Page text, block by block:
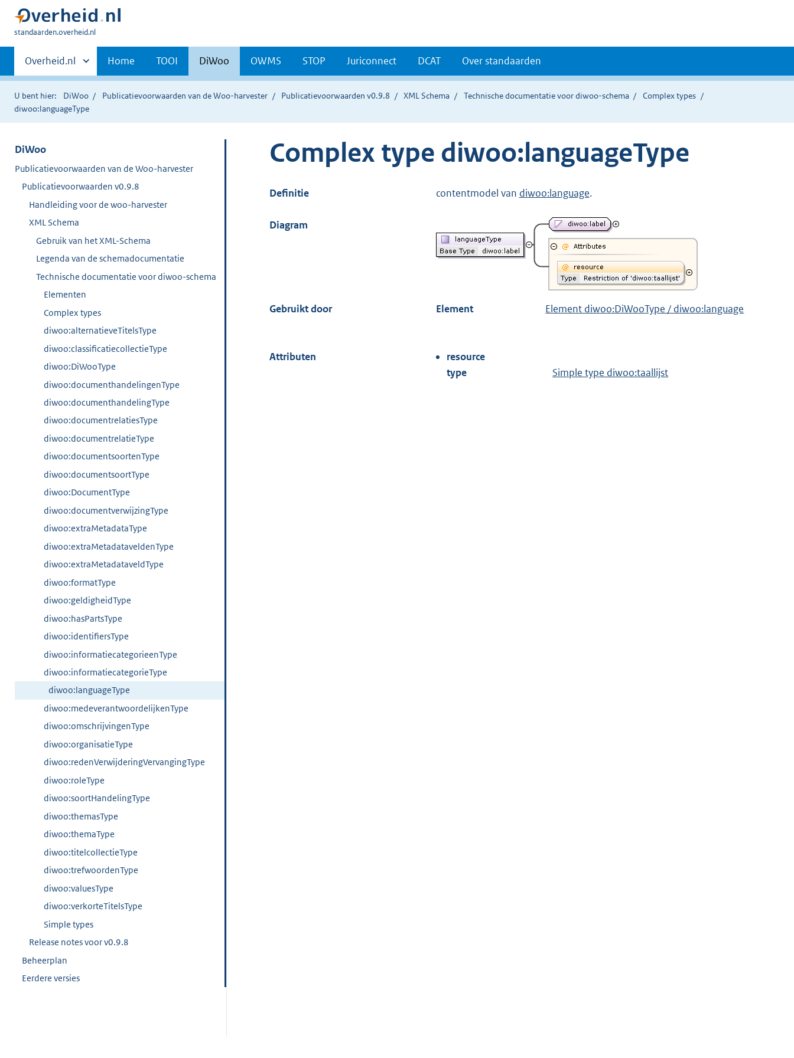
U
hier:
standaarden.overheid.nl
Primaire
navigatie
Andere
sites
binnen
Overheid.nl Home TOOI DiWoo OWMS STOP Juriconnect DCAT Over standaarden
U bent hier: DiWoo Publicatievoorwaarden van de Woo-harvester Publicatievoorwaarden v0.9.8 XML Schema Technische documentatie voor diwoo-schema
Complex types
diwoo:languageType
DiWoo
Publicatievoorwaarden van de Woo-harvester
Publicatievoorwaarden v0.9.8
Handleiding voor de woo-harvester
XML Schema
Gebruik van het XML-Schema
Legenda van de schemadocumentatie
Technische documentatie voor diwoo-schema
Elementen
Complex types
diwoo:alternatieveTitelsType
diwoo:classificatiecollectieType
diwoo:DiWooType
diwoo:documenthandelingenType
diwoo:documenthandelingType
diwoo:documentrelatiesType
diwoo:documentrelatieType
diwoo:documentsoortenType
diwoo:documentsoortType
diwoo:DocumentType
diwoo:documentverwijzingType
diwoo:extraMetadataType
diwoo:extraMetadataveldenType
diwoo:extraMetadataveldType
diwoo:formatType
diwoo:geldigheidType
diwoo:hasPartsType
diwoo:identifiersType
diwoo:informatiecategorieenType
diwoo:informatiecategorieType
diwoo:languageType
diwoo:medeverantwoordelijkenType
diwoo:omschrijvingenType
diwoo:organisatieType
diwoo:redenVerwijderingVervangingType
diwoo:roleType
diwoo:soortHandelingType
diwoo:themasType
diwoo:themaType
diwoo:titelcollectieType
diwoo:trefwoordenType
diwoo:valuesType
diwoo:verkorteTitelsType
Simple types
Release notes voor v0.9.8
Beheerplan
Eerdere versies
Complex type diwoo:languageType
Definitie contentmodel van diwoo:language.
Diagram
Gebruikt door Element Element diwoo:DiWooType / diwoo:language
Attributen
resource
type
Simple type diwoo:taallijst